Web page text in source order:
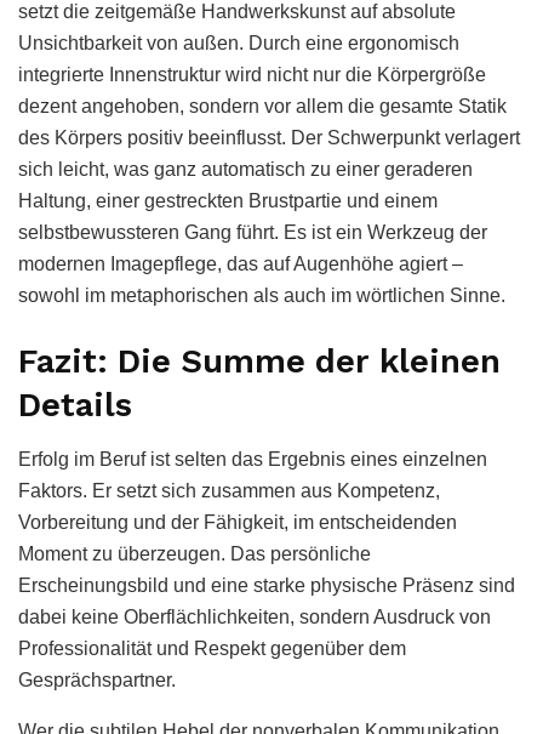
setzt die zeitgemäße Handwerkskunst auf absolute
Unsichtbarkeit von außen. Durch eine ergonomisch
integrierte Innenstruktur wird nicht nur die Körpergröße
dezent angehoben, sondern vor allem die gesamte Statik
des Körpers positiv beeinflusst. Der Schwerpunkt verlagert
sich leicht, was ganz automatisch zu einer geraderen
Haltung, einer gestreckten Brustpartie und einem
selbstbewussteren Gang führt. Es ist ein Werkzeug der
modernen Imagepflege, das auf Augenhöhe agiert –
sowohl im metaphorischen als auch im wörtlichen Sinne.
Fazit: Die Summe der kleinen
Details
Erfolg im Beruf ist selten das Ergebnis eines einzelnen
Faktors. Er setzt sich zusammen aus Kompetenz,
Vorbereitung und der Fähigkeit, im entscheidenden
Moment zu überzeugen. Das persönliche
Erscheinungsbild und eine starke physische Präsenz sind
dabei keine Oberflächlichkeiten, sondern Ausdruck von
Professionalität und Respekt gegenüber dem
Gesprächspartner.